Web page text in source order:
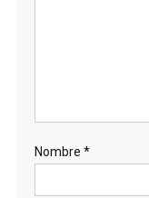
Nombre *